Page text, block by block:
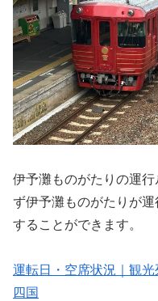
伊予灘ものがたりの運
ず伊予灘ものがたりが
することができます。
運転日・空席状況｜観
四国